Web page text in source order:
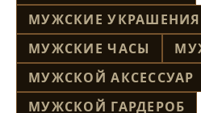
МУЖСКИЕ УКРАШЕНИЯ
МУЖСКИЕ ЧАСЫ
МУЖСКОЙ АКСЕССУАР
МУЖСКОЙ ГАРДЕРОБ